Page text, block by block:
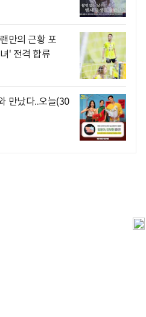
만의 근황 포
' 전격 합류
만났다..오늘(30